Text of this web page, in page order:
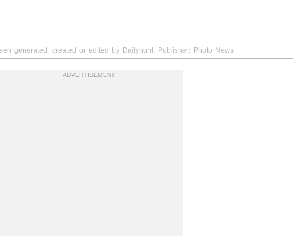
generated, created or edited by Dailyhunt. Publisher: Photo News
ADVERTISEMENT